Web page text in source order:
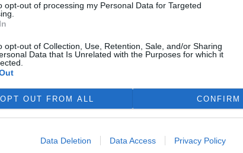
opt-out of processing my Personal Data for Targeted
opt-out of Collection, Use, Retention, Sale, and/or Sharing
Data that Is Unrelated with the Purposes for which it
OPT OUT FROM ALL CONFIRM
Data Deletion Data Access Privacy Policy
motivy
článek uveřejněný ve
paradoxně proto, že v
na významový posun, na
dobrovolných
– „ochrana přírody
tomu nemohu mít nic.
z Marsu